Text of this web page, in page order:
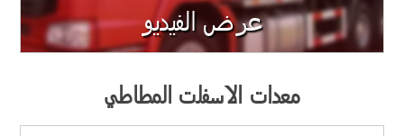
عرض الفيديو
معدات الاسفلت المطاطي